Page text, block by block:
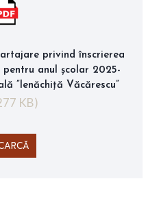
privind înscrierea
anul școlar 2025-
”Ienăchiță Văcărescu”
KB)